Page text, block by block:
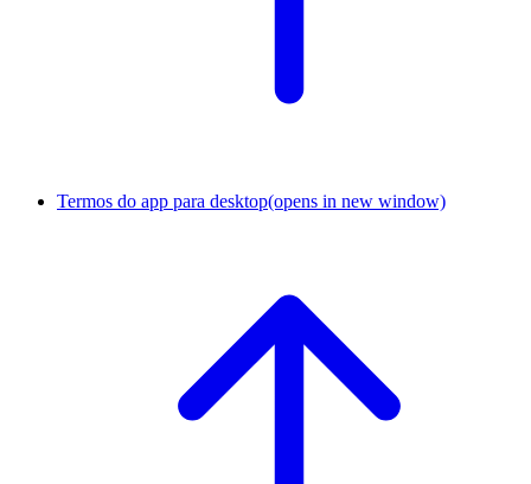
Termos do app para desktop(opens in new window)